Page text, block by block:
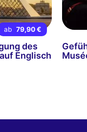
ab 79,90 €
des
Englisch